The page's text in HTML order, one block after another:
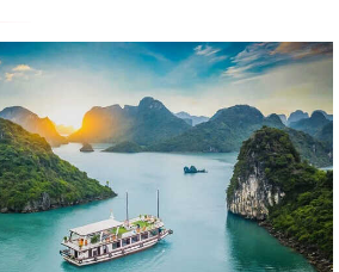
binh -...
thăm, tặng quà người có công nhân kỷ niệm
- Liệt sĩ
Hải được Chủ tịch UBND thành phố tặng
Hải thăm, tặng quà gia đình người có công
7